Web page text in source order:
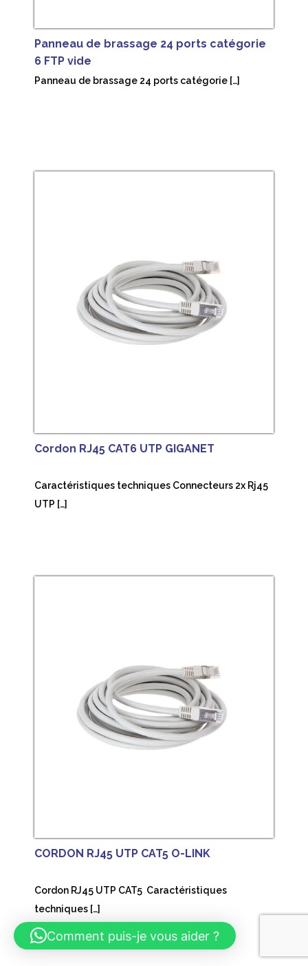
Panneau de brassage 24 ports catégorie
6 FTP vide
Panneau de brassage 24 ports catégorie […]
Cordon RJ45 CAT6 UTP GIGANET
Caractéristiques techniques Connecteurs 2x Rj45
UTP […]
CORDON RJ45 UTP CAT5 O-LINK
Cordon RJ45 UTP CAT5 Caractéristiques
techniques […]
Comment puis-je vous aider ?